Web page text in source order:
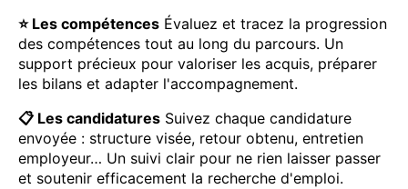
⭐ Les compétences Évaluez et tracez la progression
des compétences tout au long du parcours. Un
support précieux pour valoriser les acquis, préparer
les bilans et adapter l'accompagnement.
📋 Les candidatures Suivez chaque candidature
envoyée : structure visée, retour obtenu, entretien
employeur… Un suivi clair pour ne rien laisser passer
et soutenir efficacement la recherche d'emploi.